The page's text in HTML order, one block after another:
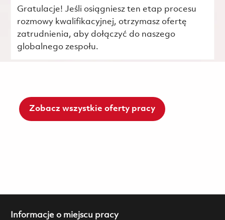
Gratulacje! Jeśli osiągniesz ten etap procesu
rozmowy kwalifikacyjnej, otrzymasz ofertę
zatrudnienia, aby dołączyć do naszego
globalnego zespołu.
Zobacz wszystkie oferty pracy
Informacje o miejscu pracy